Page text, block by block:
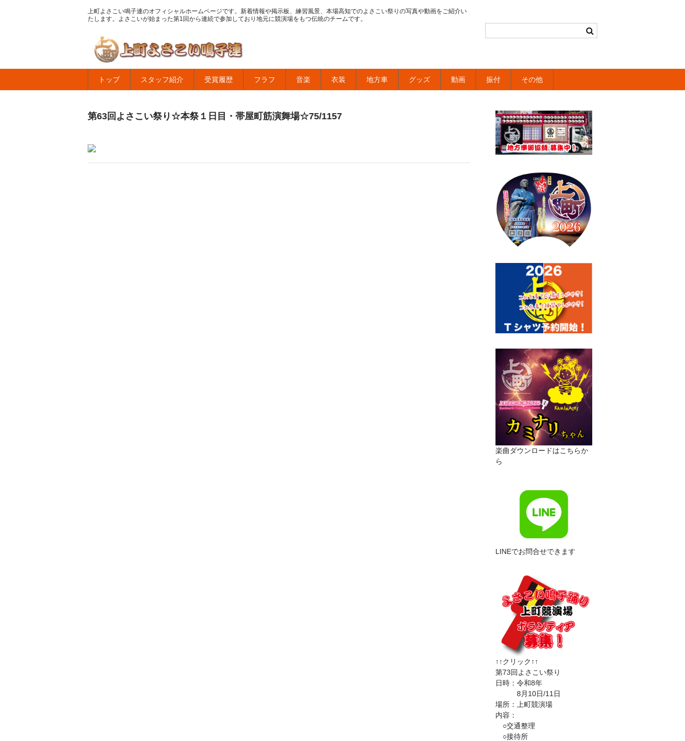
上町よさこい鳴子連のオフィシャルホームページです。新着情報や掲示板、練習風景、本場高知でのよさこい祭りの写真や動画をご紹介い
たします。よさこいが始まった第1回から連続で参加しており地元に競演場をもつ伝統のチームです。
トップ スタッフ紹介 受賞履歴 フラフ 音楽 衣装 地方車 グッズ 動画 振付 その他
第63回よさこい祭り☆本祭１日目・帯屋町筋演舞場☆75/1157
楽曲ダウンロードはこちらか
ら
LINEでお問合せできます
↑↑クリック↑↑
第73回よさこい祭り
日時：令和8年
8月10日/11日
場所：上町競演場
内容：
○交通整理
○接待所